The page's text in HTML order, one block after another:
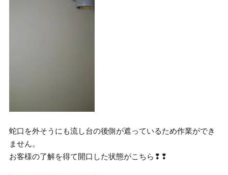
蛇口を外そうにも流し台の後側が遮っているため作業ができ
ません。
お客様の了解を得て開口した状態がこちら❢❢